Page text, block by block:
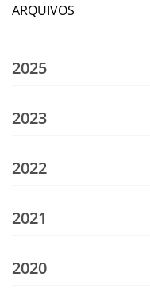
ARQUIVOS
2025
2023
2022
2021
2020